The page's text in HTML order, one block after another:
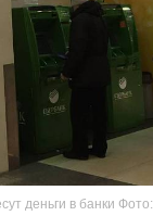
деньги в банки